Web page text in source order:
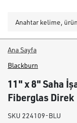
Ana Sayfa
Blackburn
11" x 8" Saha
Fiberglas Direk
SKU 224109-BLU